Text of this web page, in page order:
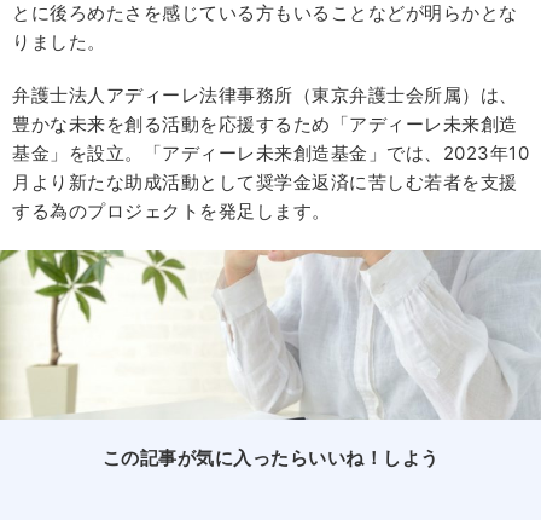
とに後ろめたさを感じている方もいることなどが明らかとな
りました。
弁護士法人アディーレ法律事務所（東京弁護士会所属）は、
豊かな未来を創る活動を応援するため「アディーレ未来創造
基金」を設立。「アディーレ未来創造基金」では、2023年10
月より新たな助成活動として奨学金返済に苦しむ若者を支援
する為のプロジェクトを発足します。
この記事が気に入ったらいいね！しよう